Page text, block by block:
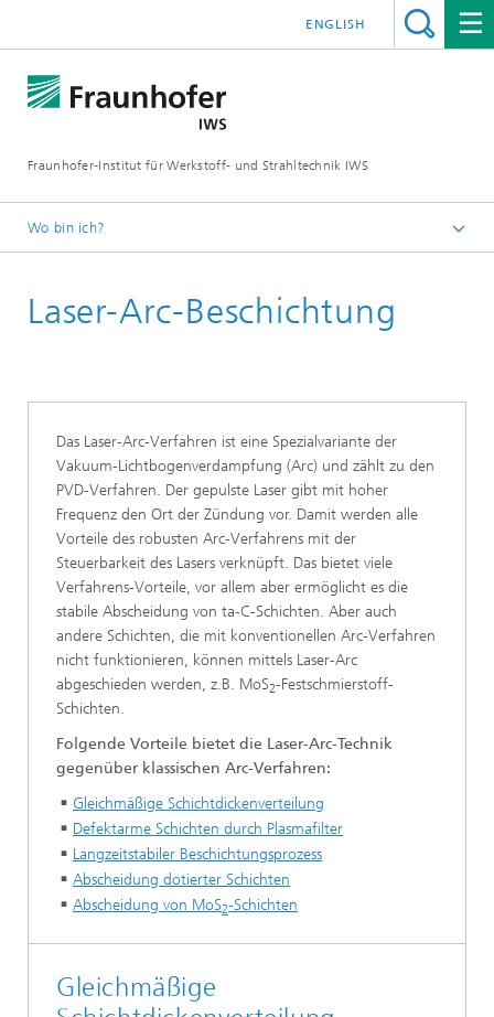
Fraunhofer-Institut für Werkstoff- und Strahltechnik IWS
ENGLISH
Wo bin ich?
Technologien und Kompetenzen
Laser-Arc-Beschichtung
Das Laser-Arc-Verfahren ist eine Spezialvariante der
Vakuum-Lichtbogenverdampfung (Arc) und zählt zu den
PVD-Verfahren. Der gepulste Laser gibt mit hoher
Frequenz den Ort der Zündung vor. Damit werden alle
Vorteile des robusten Arc-Verfahrens mit der
Steuerbarkeit des Lasers verknüpft. Das bietet viele
Verfahrens-Vorteile, vor allem aber ermöglicht es die
stabile Abscheidung von ta‑C-Schichten. Aber auch
andere Schichten, die mit konventionellen Arc-Verfahren
nicht funktionieren, können mittels Laser-Arc
abgeschieden werden, z.B. MoS2-Festschmierstoff-
Schichten.
Folgende Vorteile bietet die Laser-Arc-Technik
gegenüber klassischen Arc-Verfahren:
Gleichmäßige Schichtdickenverteilung
Defektarme Schichten durch Plasmafilter
Langzeitstabiler Beschichtungsprozess
Abscheidung dotierter Schichten
Abscheidung von MoS2-Schichten
Gleichmäßige